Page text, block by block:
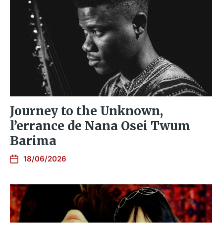
Journey to the Unknown,
l’errance de Nana Osei Twum
Barima
18/06/2026